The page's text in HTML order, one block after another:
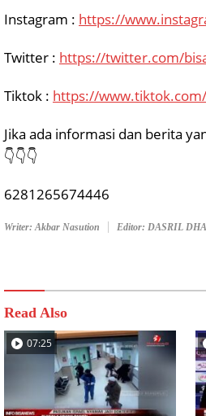
Instagram : https://
Twitter : https://twitter.com/
Tiktok : https://
Jika ada informasi dan berita
👇👇👇
6281265674446
Writer: Akbar Nasution Editor: DASRIL
Read Also
07:25